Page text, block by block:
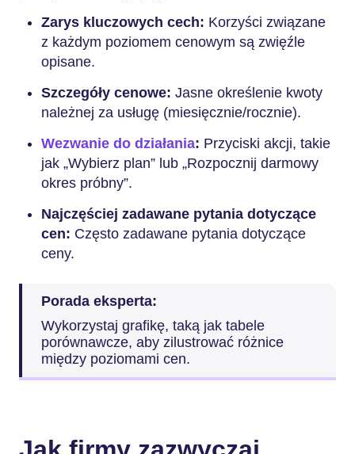
Zarys kluczowych cech: Korzyści związane
z każdym poziomem cenowym są zwięźle
opisane.
Szczegóły cenowe: Jasne określenie kwoty
należnej za usługę (miesięcznie/rocznie).
Wezwanie do działania: Przyciski akcji, takie
jak „Wybierz plan” lub „Rozpocznij darmowy
okres próbny”.
Najczęściej zadawane pytania dotyczące
cen: Często zadawane pytania dotyczące
ceny.
Porada eksperta:
Wykorzystaj grafikę, taką jak tabele
porównawcze, aby zilustrować różnice
między poziomami cen.